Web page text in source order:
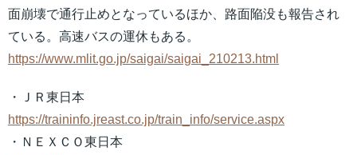
面崩壊で通行止めとなっているほか、路面陥没も報告され
ている。高速バスの運休もある。
https://www.mlit.go.jp/saigai/saigai_210213.html
・ＪＲ東日本
https://traininfo.jreast.co.jp/train_info/service.aspx
・ＮＥＸＣＯ東日本